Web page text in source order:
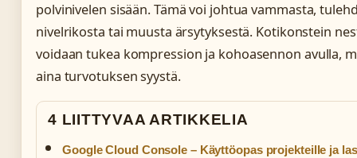
polvinivelen sisään. Tämä voi johtua vammasta,
nivelrikosta tai muusta ärsytyksestä. Kotikonstein
voidaan tukea kompression ja kohoasennon avulla,
aina turvotuksen syystä.
4 LIITTYVAA ARTIKKELIA
Google Cloud Console – Käyttöopas projekteille ja